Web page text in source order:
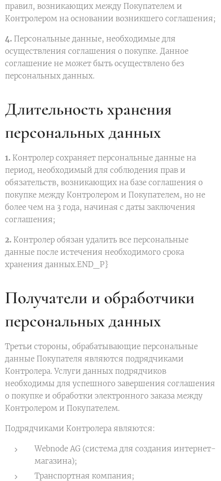
правил, возникающих между Покупателем и
Контролером на основании возникшего соглашения;
4. Персональные данные, необходимые для
осуществления соглашения о покупке. Данное
соглашение не может быть осуществлено без
персональных данных.
Длительность хранения
персональных данных
1. Контролер сохраняет персональные данные на
период, необходимый для соблюдения прав и
обязательств, возникающих на базе соглашения о
покупке между Контролером и Покупателем, но не
более чем на 3 года, начиная с даты заключения
соглашения;
2. Контролер обязан удалить все персональные
данные после истечения необходимого срока
хранения данных.END_P}
Получатели и обработчики
персональных данных
Третьи стороны, обрабатывающие персональные
данные Покупателя являются подрядчиками
Контролера. Услуги данных подрядчиков
необходимы для успешного завершения соглашения
о покупке и обработки электронного заказа между
Контролером и Покупателем.
Подрядчиками Контролера являются:
Webnode AG (система для создания интернет-
магазина);
Транспортная компания;